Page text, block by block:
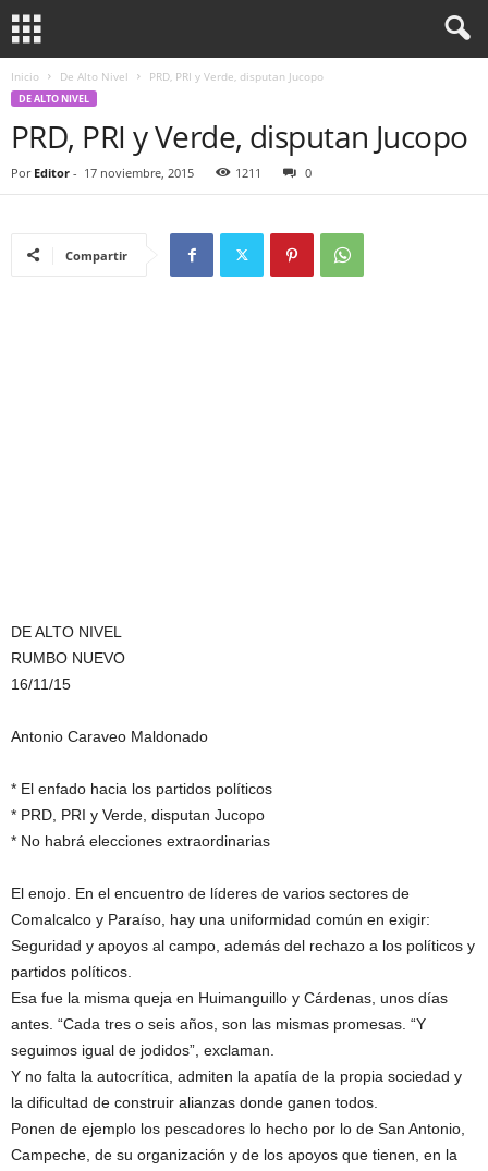
Inicio De Alto Nivel PRD, PRI y Verde, disputan Jucopo
DE ALTO NIVEL
PRD, PRI y Verde, disputan Jucopo
Por Editor - 17 noviembre, 2015 1211 0
Compartir
DE ALTO NIVEL
RUMBO NUEVO
16/11/15
Antonio Caraveo Maldonado
* El enfado hacia los partidos políticos
* PRD, PRI y Verde, disputan Jucopo
* No habrá elecciones extraordinarias
El enojo. En el encuentro de líderes de varios sectores de
Comalcalco y Paraíso, hay una uniformidad común en exigir:
Seguridad y apoyos al campo, además del rechazo a los políticos y
partidos políticos.
Esa fue la misma queja en Huimanguillo y Cárdenas, unos días
antes. “Cada tres o seis años, son las mismas promesas. “Y
seguimos igual de jodidos”, exclaman.
Y no falta la autocrítica, admiten la apatía de la propia sociedad y
la dificultad de construir alianzas donde ganen todos.
Ponen de ejemplo los pescadores lo hecho por lo de San Antonio,
Campeche, de su organización y de los apoyos que tienen, en la